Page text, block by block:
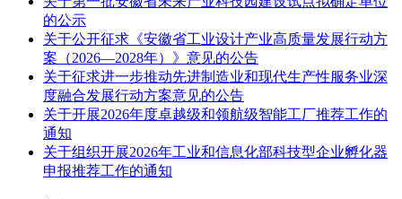
的公示
关于公开征求《安徽省工业设计产业高质量发展行动方
案（2026—2028年）》意见的公告
关于征求进一步推动先进制造业和现代生产性服务业深
度融合发展行动方案意见的公告
关于开展2026年度卓越级和领航级智能工厂推荐工作的
通知
关于组织开展2026年工业和信息化部科技型企业孵化器
申报推荐工作的通知